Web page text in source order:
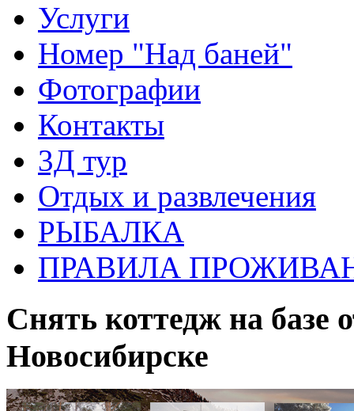
Услуги
Номер "Над баней"
Фотографии
Контакты
3Д тур
Отдых и развлечения
РЫБАЛКА
ПРАВИЛА
Снять коттедж на
Новосибирске